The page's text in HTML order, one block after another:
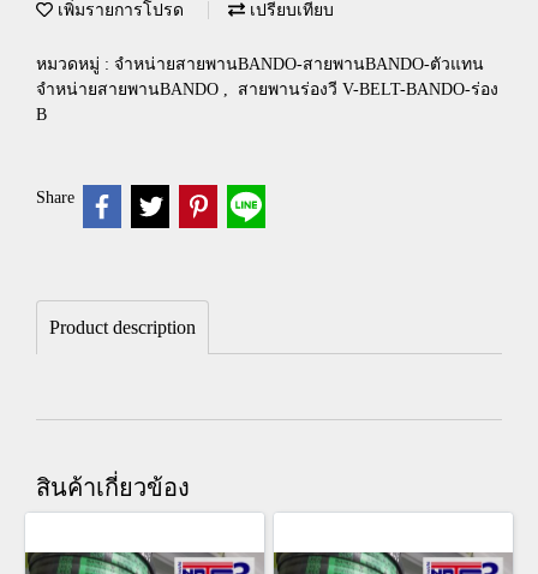
เพิ่มรายการโปรด เปรียบเทียบ
หมวดหมู่ : จำหน่ายสายพานBANDO-สายพานBANDO-ตัวแทน
จำหน่ายสายพานBANDO ,
สายพานร่องวี V-BELT-BANDO-ร่อง
B
Share
Product description
สินค้าเกี่ยวข้อง